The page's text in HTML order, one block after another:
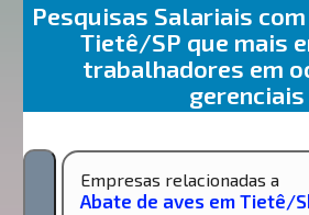
Pesquisas Salariais
Tietê/SP que mais
trabalhadores em
gerenciais
Empresas relacionadas a
Abate de aves em Tietê/